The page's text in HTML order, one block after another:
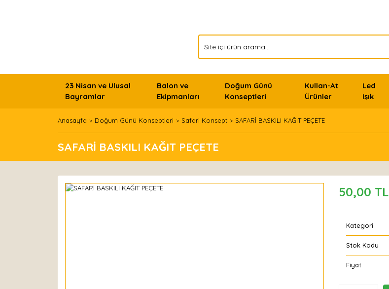
23 Nisan ve Ulusal
Bayramlar
Balon ve
Ekipmanları
Doğum Günü
Konseptleri
Kullan-At
Ürünler
Led
Işık
Anasayfa Doğum Günü Konseptleri Safari Konsept SAFARİ BASKILI KAĞIT PEÇETE
SAFARİ BASKILI KAĞIT PEÇETE
50,00 TL
Kategori
Stok Kodu
Fiyat